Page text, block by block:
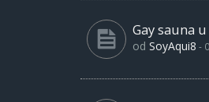
Gay sauna
od SoyAqui8 -